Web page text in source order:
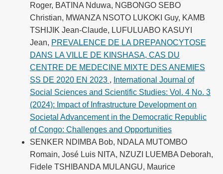
Roger, BATINA Nduwa, NGBONGO SEBO
Christian, MWANZA NSOTO LUKOKI Guy, KAMB
TSHIJIK Jean-Claude, LUFULUABO KASUYI
Jean, PREVALENCE DE LA DREPANOCYTOSE
DANS LA VILLE DE KINSHASA, CAS DU
CENTRE DE MEDECINE MIXTE DES ANEMIES
SS DE 2020 EN 2023 , International Journal of
Social Sciences and Scientific Studies: Vol. 4 No. 3
(2024): Impact of Infrastructure Development on
Societal Advancement in the Democratic Republic
of Congo: Challenges and Opportunities
SENKER NDIMBA Bob, NDALA MUTOMBO
Romain, José Luis NITA, NZUZI LUEMBA Deborah,
Fidele TSHIBANDA MULANGU, Maurice